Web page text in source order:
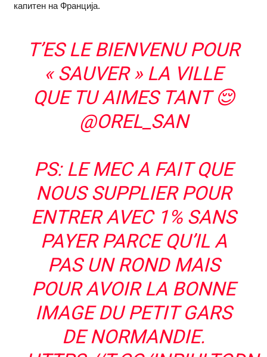
капитен на Франција.
T’ES LE BIENVENU POUR
« SAUVER » LA VILLE
QUE TU AIMES TANT 😌
@OREL_SAN
PS: LE MEC A FAIT QUE
NOUS SUPPLIER POUR
ENTRER AVEC 1% SANS
PAYER PARCE QU’IL A
PAS UN ROND MAIS
POUR AVOIR LA BONNE
IMAGE DU PETIT GARS
DE NORMANDIE.